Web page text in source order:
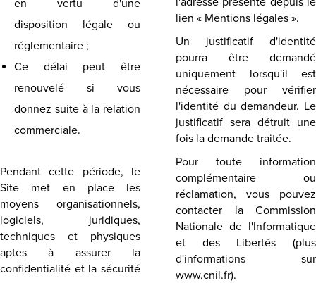
en vertu d'une
disposition légale ou
réglementaire ;
Ce délai peut être
renouvelé si vous
donnez suite à la relation
commerciale.
Pendant cette période, le
Site met en place les
moyens organisationnels,
logiciels, juridiques,
techniques et physiques
aptes à assurer la
confidentialité et la sécurité
lien « Mentions légales ».
Un justificatif d'identité
pourra être demandé
uniquement lorsqu'il est
nécessaire pour vérifier
l'identité du demandeur. Le
justificatif sera détruit une
fois la demande traitée.
Pour toute information
complémentaire ou
réclamation, vous pouvez
contacter la Commission
Nationale de l'Informatique
et des Libertés (plus
d'informations sur
www.cnil.fr).